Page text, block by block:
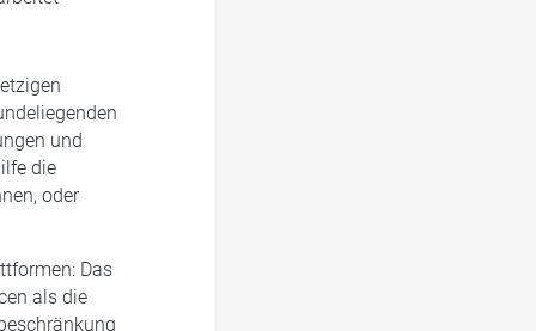
und
die
oder
Das
als die